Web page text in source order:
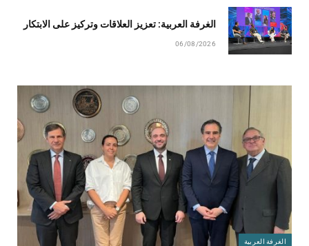
الغرفة العربية: تعزيز العلاقات وتركيز على الابتكار
06/08/2026
الغرفة العربية